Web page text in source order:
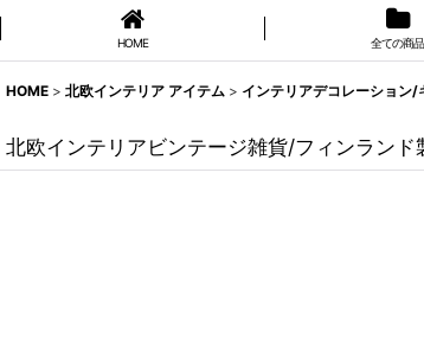
HOME 全ての商品
HOME > 北欧インテリア アイテム > インテリアデコレーション
北欧インテリアビンテージ雑貨/フィンラン